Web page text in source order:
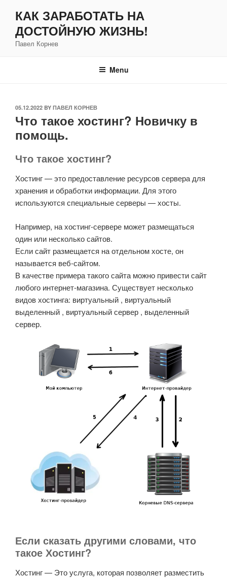
content
КАК ЗАРАБОТАТЬ НА
ДОСТОЙНУЮ ЖИЗНЬ!
Павел Корнев
Menu
POSTED
ON
05.12.2022 BY ПАВЕЛ КОРНЕВ
Что такое хостинг? Новичку в
помощь.
Что такое хостинг?
Хостинг — это предоставление ресурсов сервера для
хранения и обработки информации. Для этого
используются специальные серверы — хосты.
Например, на хостинг-сервере может размещаться
один или несколько сайтов.
Если сайт размещается на отдельном хосте, он
называется веб-сайтом.
В качестве примера такого сайта можно привести сайт
любого интернет-магазина. Существует несколько
видов хостинга: виртуальный , виртуальный
выделенный , виртуальный сервер , выделенный
сервер.
Если сказать другими словами, что
такое Хостинг?
Хостинг — Это услуга, которая позволяет разместить